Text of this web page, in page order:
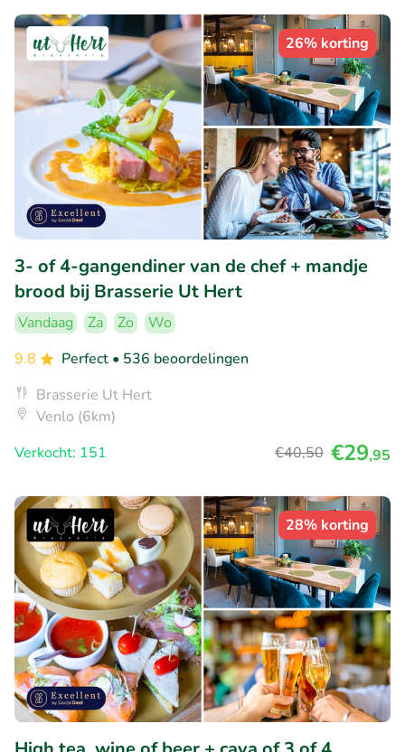
26% korting
3- of 4-gangendiner van de chef + mandje
brood bij Brasserie Ut Hert
Vandaag Za Zo
Wo
9.8
Perfect • 536 beoordelingen
Brasserie Ut Hert
Venlo (6km)
Verkocht: 151
€40,50 €29,95
28% korting